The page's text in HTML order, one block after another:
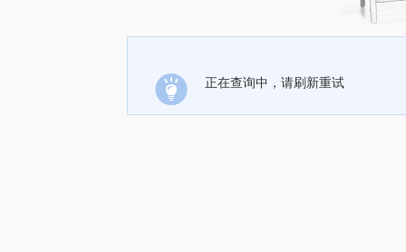
正在查询中，请刷新重试